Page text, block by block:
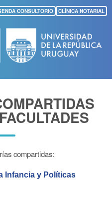
Pasar
al
contenido
principal
CONSULTORIO CLÍNICA NOTARIAL
compartidas:
Infancia y Políticas